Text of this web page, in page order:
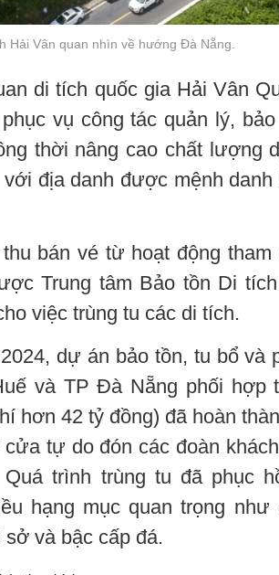
Hải Vân quan nhìn về hướng Đà Nẵng.
di tích quốc gia Hải Vân
vụ công tác quản lý,
thời nâng cao chất lượng
địa danh được mệnh danh
bán vé từ hoạt động tham
Trung tâm Bảo tồn Di
việc trùng tu các di tích.
dự án bảo tồn, tu bổ và
và TP Đà Nẵng phối hợp
hơn 42 tỷ đồng) đã hoàn
tự do đón các đoàn
trình trùng tu đã phục
hạng mục quan trọng như
và bậc cấp đá.